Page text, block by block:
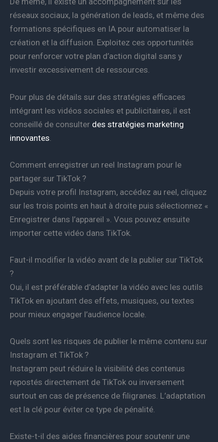
réseaux sociaux, la génération de leads, et même des
formations spécifiques en IA pour automatiser la
création et la diffusion. Exploitez ces opportunités
pour renforcer votre plan d’action digital sans y
investir excessivement de ressources.
Pour plus de détails sur des stratégies efficaces
intégrant les vidéos sociales et publicitaires, il est
conseillé de consulter des stratégies marketing
innovantes
Comment enregistrer un reel Instagram pour le
partager sur TikTok ?
Depuis votre profil Instagram, accédez au reel, cliquez
sur les trois points en haut à droite puis sélectionnez «
Enregistrer dans l’appareil ». Vous pouvez ensuite
importer cette vidéo dans TikTok.
Faut-il modifier la vidéo avant de la publier sur TikTok
?
Oui, il est préférable d’adapter la vidéo avec les outils
TikTok en ajoutant des effets, musiques, ou textes
pour mieux engager l’audience locale.
Quels sont les risques de publier le même contenu sur
Instagram et TikTok ?
Instagram peut réduire la visibilité des contenus
repostés directement de TikTok ou inversement
surtout en cas de présence de filigranes. L’adaptation
est la clé pour éviter ce type de pénalité.
Existe-t-il des aides financières pour soutenir une